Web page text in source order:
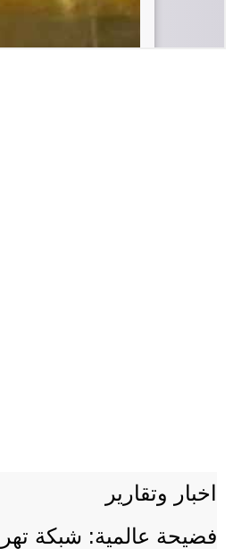
اخبار وتقارير
فضيحة عالمية: شبكة